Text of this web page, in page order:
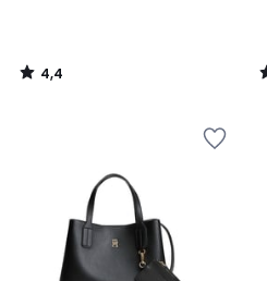
4,4
/
/